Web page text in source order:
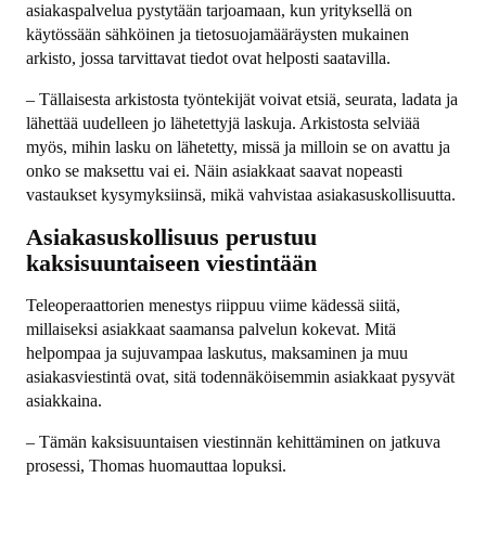
asiakaspalvelua pystytään tarjoamaan, kun yrityksellä on
käytössään sähköinen ja tietosuojamääräysten mukainen
arkisto, jossa tarvittavat tiedot ovat helposti saatavilla.
– Tällaisesta arkistosta työntekijät voivat etsiä, seurata, ladata ja
lähettää uudelleen jo lähetettyjä laskuja. Arkistosta selviää
myös, mihin lasku on lähetetty, missä ja milloin se on avattu ja
onko se maksettu vai ei. Näin asiakkaat saavat nopeasti
vastaukset kysymyksiinsä, mikä vahvistaa asiakasuskollisuutta.
Asiakasuskollisuus perustuu
kaksisuuntaiseen viestintään
Teleoperaattorien menestys riippuu viime kädessä siitä,
millaiseksi asiakkaat saamansa palvelun kokevat. Mitä
helpompaa ja sujuvampaa laskutus, maksaminen ja muu
asiakasviestintä ovat, sitä todennäköisemmin asiakkaat pysyvät
asiakkaina.
– Tämän kaksisuuntaisen viestinnän kehittäminen on jatkuva
prosessi, Thomas huomauttaa lopuksi.